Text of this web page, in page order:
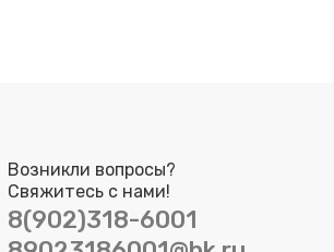
Возникли вопросы?
Свяжитесь с нами!
8(902)318-6001